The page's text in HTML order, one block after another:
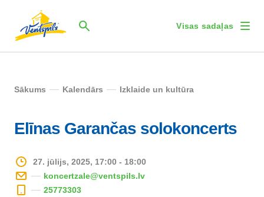
Visas sadaļas
Sākums Kalendārs Izklaide un kultūra
Elīnas Garančas solokoncerts
27. jūlijs, 2025, 17:00 - 18:00
koncertzale@ventspils.lv
25773303